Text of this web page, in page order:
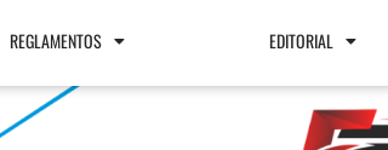
REGLAMENTOS EDITORIAL